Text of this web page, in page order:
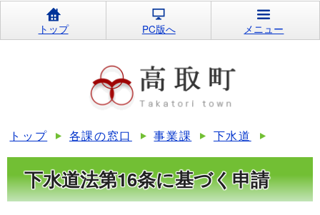
トップ PC版へ メニュー
トップ 各課の窓口 事業課 下水道
下水道法第16条に基づく申請